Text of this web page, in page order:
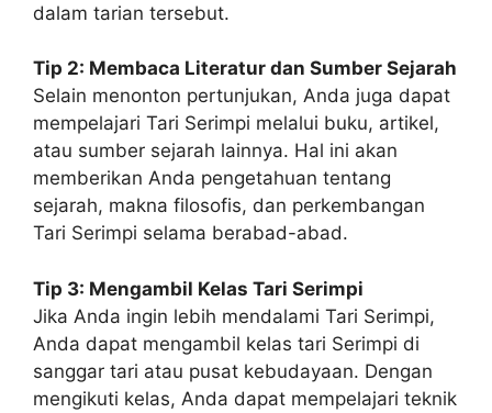
dalam tarian tersebut.
Tip 2: Membaca Literatur dan Sumber Sejarah
Selain menonton pertunjukan, Anda juga dapat
mempelajari Tari Serimpi melalui buku, artikel,
atau sumber sejarah lainnya. Hal ini akan
memberikan Anda pengetahuan tentang
sejarah, makna filosofis, dan perkembangan
Tari Serimpi selama berabad-abad.
Tip 3: Mengambil Kelas Tari Serimpi
Jika Anda ingin lebih mendalami Tari Serimpi,
Anda dapat mengambil kelas tari Serimpi di
sanggar tari atau pusat kebudayaan. Dengan
mengikuti kelas, Anda dapat mempelajari teknik